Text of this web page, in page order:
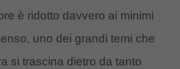
è ridotto davvero ai minimi
uno dei grandi temi che
si trascina dietro da tanto